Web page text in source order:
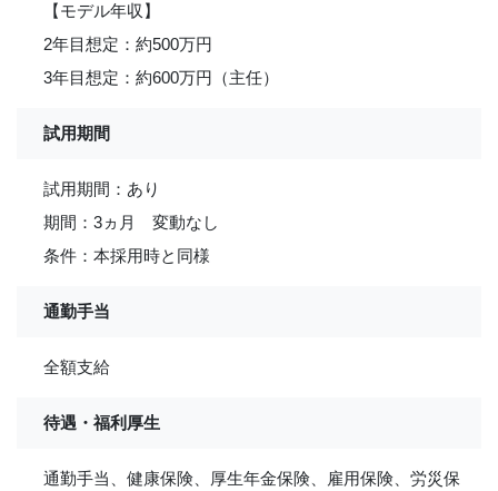
【モデル年収】
2年目想定：約500万円
3年目想定：約600万円（主任）
試用期間
試用期間：あり
期間：3ヵ月 変動なし
条件：本採用時と同様
通勤手当
全額支給
待遇・福利厚生
通勤手当、健康保険、厚生年金保険、雇用保険、労災保